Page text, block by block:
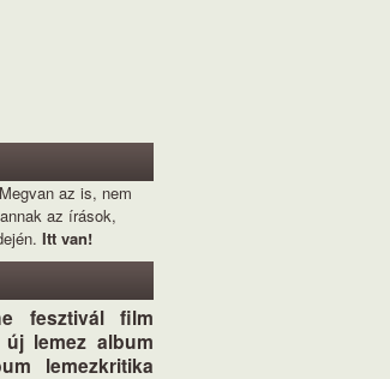
az is, nem
az írások,
Itt van!
fesztivál film
új lemez album
lemezkritika